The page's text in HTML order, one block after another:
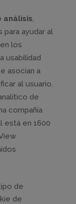
análisis,
ayudar al
los
usabilidad
asocian a
al usuario.
de
compañía
está en 1600
de
de